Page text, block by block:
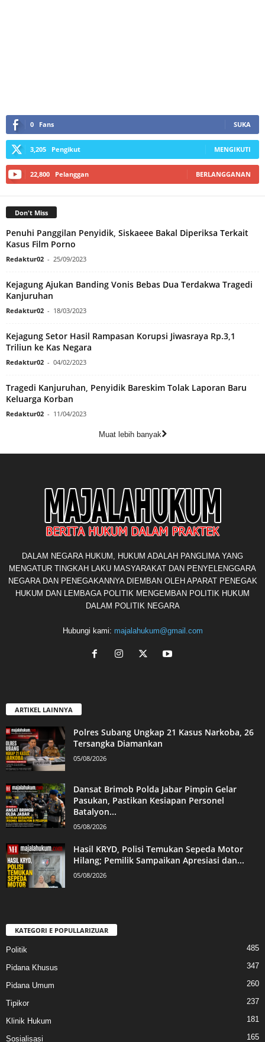
0 Fans SUKA
3,205 Pengikut MENGIKUTI
22,800 Pelanggan BERLANGGANAN
Don't Miss
Penuhi Panggilan Penyidik, Siskaeee Bakal Diperiksa Terkait
Kasus Film Porno
Redaktur02 - 25/09/2023
Kejagung Ajukan Banding Vonis Bebas Dua Terdakwa Tragedi
Kanjuruhan
Redaktur02 - 18/03/2023
Kejagung Setor Hasil Rampasan Korupsi Jiwasraya Rp.3,1
Triliun ke Kas Negara
Redaktur02 - 04/02/2023
Tragedi Kanjuruhan, Penyidik Bareskim Tolak Laporan Baru
Keluarga Korban
Redaktur02 - 11/04/2023
Muat lebih banyak
DALAM NEGARA HUKUM, HUKUM ADALAH PANGLIMA YANG
MENGATUR TINGKAH LAKU MASYARAKAT DAN PENYELENGGARA
NEGARA DAN PENEGAKANNYA DIEMBAN OLEH APARAT PENEGAK
HUKUM DAN LEMBAGA POLITIK MENGEMBAN POLITIK HUKUM
DALAM POLITIK NEGARA
Hubungi kami: majalahukum@gmail.com
ARTIKEL LAINNYA
Polres Subang Ungkap 21 Kasus Narkoba, 26
Tersangka Diamankan
05/08/2026
Dansat Brimob Polda Jabar Pimpin Gelar
Pasukan, Pastikan Kesiapan Personel
Batalyon...
05/08/2026
Hasil KRYD, Polisi Temukan Sepeda Motor
Hilang; Pemilik Sampaikan Apresiasi dan...
05/08/2026
KATEGORI E POPULLARIZUAR
Politik 485
Pidana Khusus 347
Pidana Umum 260
Tipikor 237
Klinik Hukum 181
Sosialisasi 165